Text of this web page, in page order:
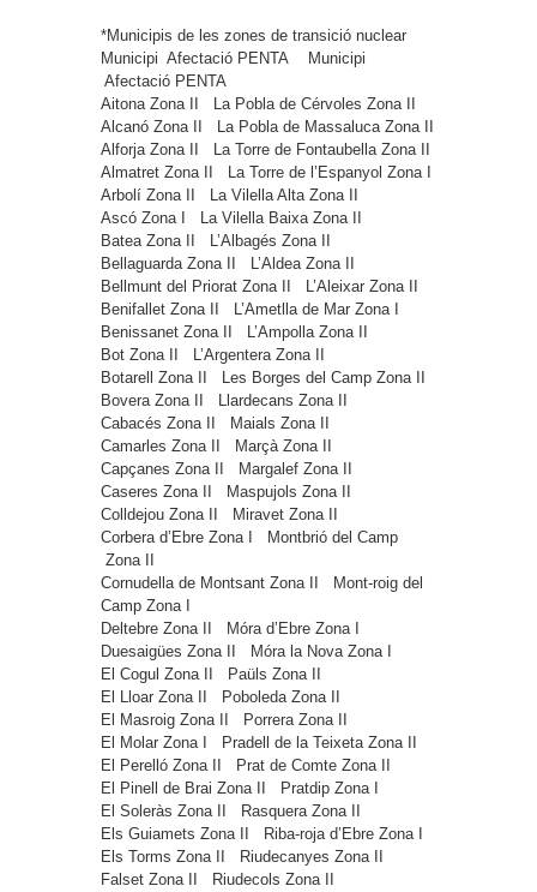
*Municipis de les zones de transició nuclear
Municipi Afectació PENTA
Municipi
Afectació PENTA
Aitona Zona II La Pobla de Cérvoles Zona II
Alcanó Zona II La Pobla de Massaluca Zona II
Alforja Zona II La Torre de Fontaubella Zona II
Almatret Zona II La Torre de l’Espanyol Zona I
Arbolí Zona II La Vilella Alta Zona II
Ascó Zona I La Vilella Baixa Zona II
Batea Zona II L’Albagés Zona II
Bellaguarda Zona II L’Aldea Zona II
Bellmunt del Priorat Zona II L’Aleixar Zona II
Benifallet Zona II L’Ametlla de Mar Zona I
Benissanet Zona II L’Ampolla Zona II
Bot Zona II L’Argentera Zona II
Botarell
Zona II Les Borges del Camp Zona II
Bovera Zona II Llardecans Zona II
Cabacés Zona II Maials Zona II
Camarles Zona II Marçà Zona II
Capçanes Zona II Margalef Zona II
Caseres Zona II Maspujols Zona II
Colldejou Zona II Miravet Zona II
Corbera d’Ebre Zona I
Montbrió del Camp
Zona II
Cornudella de Montsant Zona II
Mont-roig del
Camp Zona I
Deltebre Zona II Móra d’Ebre Zona I
Duesaigües Zona II Móra la Nova Zona I
El Cogul Zona II Paüls Zona II
El Lloar Zona II Poboleda Zona II
El Masroig Zona II Porrera Zona II
El Molar Zona I Pradell de la Teixeta Zona II
El Perelló Zona II Prat de Comte Zona II
El Pinell de Brai Zona II Pratdip Zona I
El Soleràs Zona II Rasquera Zona II
Els Guiamets Zona II Riba-roja d’Ebre Zona I
Els Torms Zona II Riudecanyes Zona II
Falset Zona II Riudecols Zona II